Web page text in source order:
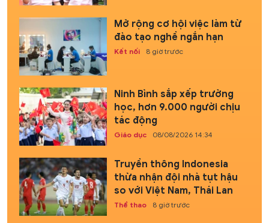
Mở rộng cơ hội việc làm từ
đào tạo nghề ngắn hạn
Kết nối 8 giờ trước
Ninh Bình sắp xếp trường
học, hơn 9.000 người chịu
tác động
Giáo dục 08/08/2026 14:34
Truyền thông Indonesia
thừa nhận đội nhà tụt hậu
so với Việt Nam, Thái Lan
Thể thao 8 giờ trước